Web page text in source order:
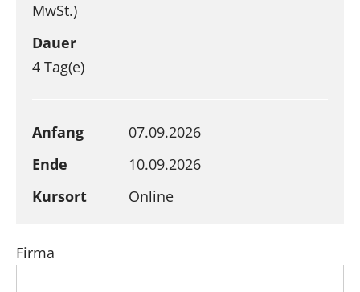
Firma
MwSt.)
Dauer
4 Tag(e)
Anfang
07.09.2026
Ende
10.09.2026
Kursort
Online